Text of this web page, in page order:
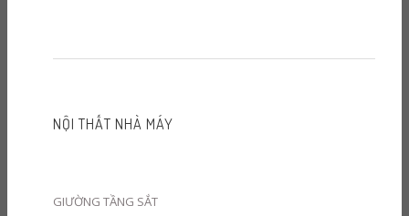
NỘI THẤT NHÀ MÁY
GIƯỜNG TẦNG SẮT